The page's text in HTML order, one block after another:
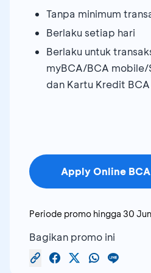
Tanpa minimum
Berlaku setiap hari
Berlaku untuk
myBCA/BCA mobile/
dan Kartu Kredit BCA
Apply Online
Periode promo hingga 30
Bagikan promo ini